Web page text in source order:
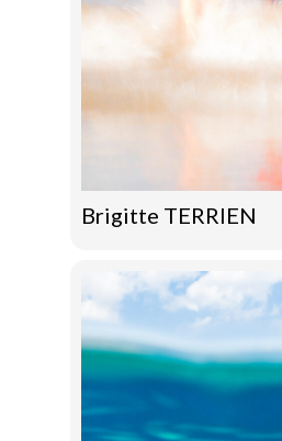
Brigitte TERRIEN